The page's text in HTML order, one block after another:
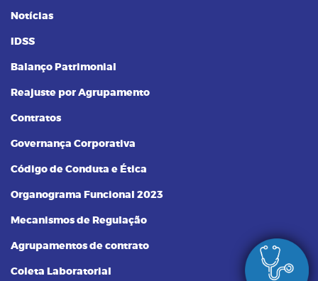
Notícias
IDSS
Balanço Patrimonial
Reajuste por Agrupamento
Contratos
Governança Corporativa
Código de Conduta e Ética
Organograma Funcional 2023
Mecanismos de Regulação
Agrupamentos de contrato
Coleta Laboratorial